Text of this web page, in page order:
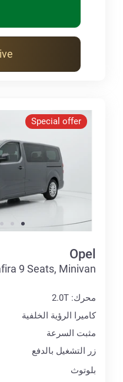
Special offer
Opel
9 Seats, Minivan
محرك: 2.0T
كاميرا الرؤية الخلفية
مثبت السرعة
زر التشغيل بالدفع
بلوتوث